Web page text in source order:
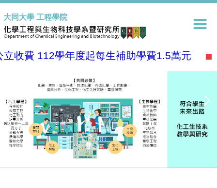
到
主
要
容
大同大學 工程學院
收費 112學年度起每生補助學費1.5萬元